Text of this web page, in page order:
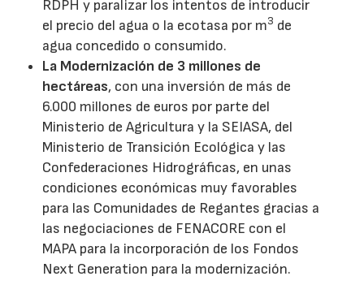
RDPH y paralizar los intentos de introducir
el precio del agua o la ecotasa por m3 de
agua concedido o consumido.
La Modernización de 3 millones de
hectáreas, con una inversión de más de
6.000 millones de euros por parte del
Ministerio de Agricultura y la SEIASA, del
Ministerio de Transición Ecológica y las
Confederaciones Hidrográficas, en unas
condiciones económicas muy favorables
para las Comunidades de Regantes gracias a
las negociaciones de FENACORE con el
MAPA para la incorporación de los Fondos
Next Generation para la modernización.